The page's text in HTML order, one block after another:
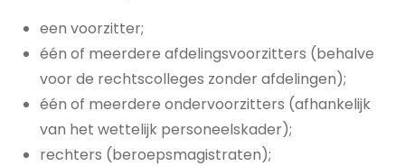
een voorzitter;
één of meerdere afdelingsvoorzitters (behalve
voor de rechtscolleges zonder afdelingen);
één of meerdere ondervoorzitters (afhankelijk
van het wettelijk personeelskader);
rechters (beroepsmagistraten);